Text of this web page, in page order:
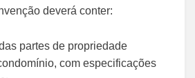
deverá conter:
partes de propriedade
com especificações